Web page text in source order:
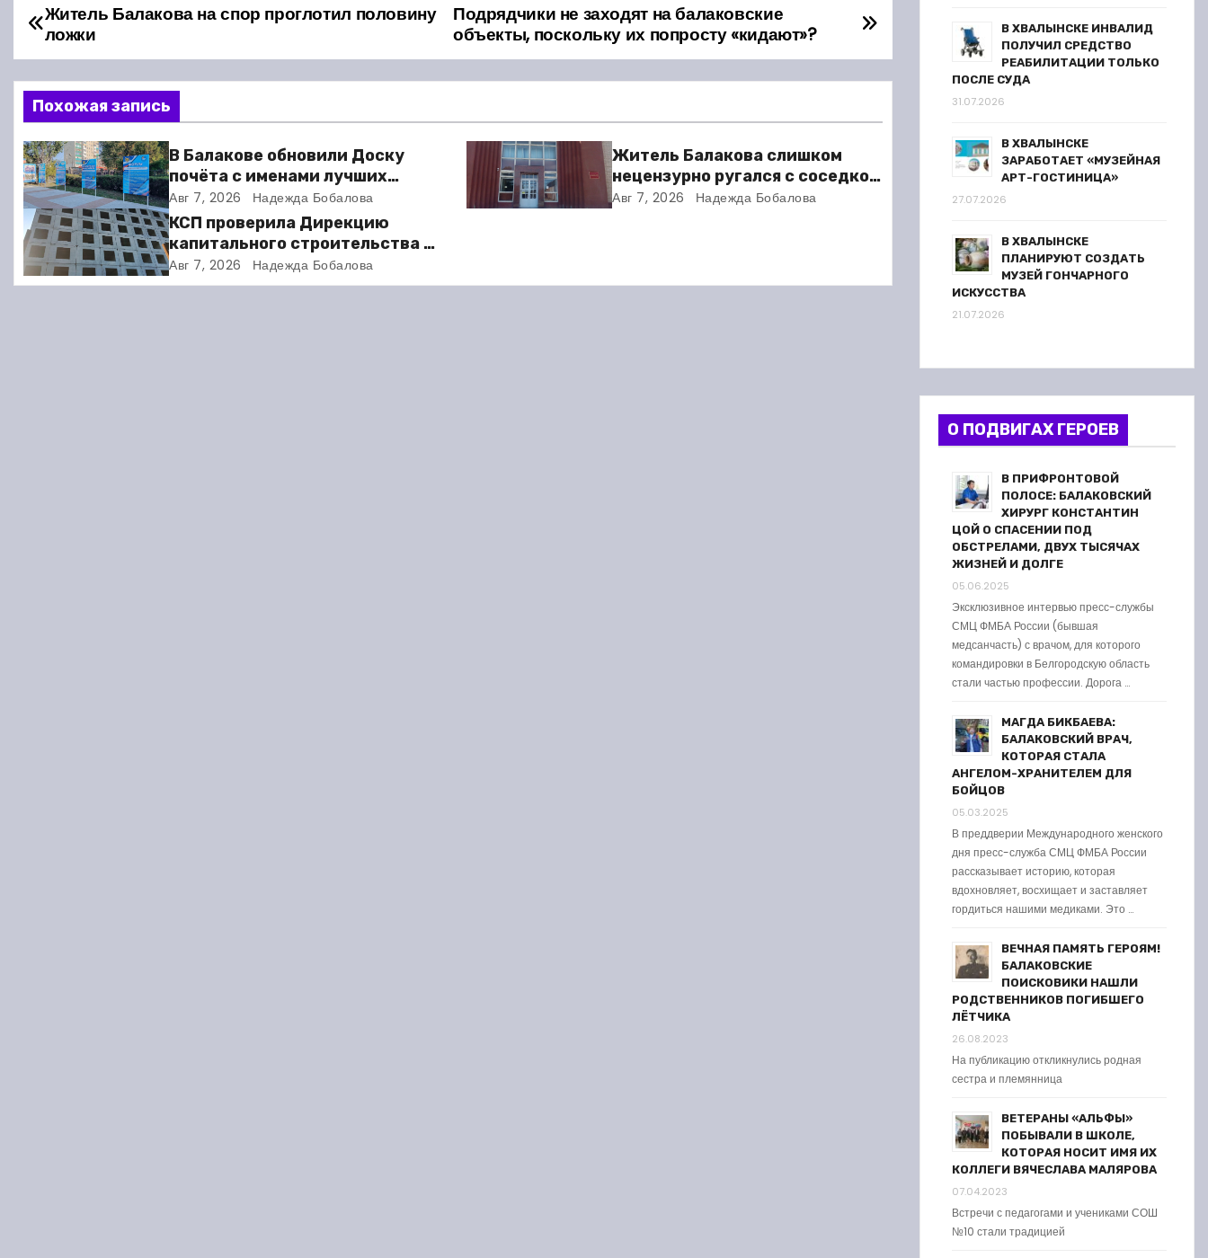
Н
а
в
и
г
а
ц
и
Подрядчики не заходят на балаковские
объекты, поскольку их попросту «кидают»?
Житель Балакова на спор проглотил половину
ложки
Похожая запись
В Балакове обновили Доску
почёта с именами лучших
спортсменов. Фото
Авг 7, 2026 Надежда Бобалова
Житель Балакова слишком
нецензурно ругался с соседкой
и получил двое суток ареста
Авг 7, 2026 Надежда Бобалова
КСП проверила Дирекцию
капитального строительства в
Балакове и нашла множество
нарушений
Авг 7, 2026 Надежда Бобалова
В ХВАЛЫНСКЕ ИНВАЛИД
ПОЛУЧИЛ СРЕДСТВО
РЕАБИЛИТАЦИИ ТОЛЬКО
ПОСЛЕ СУДА
31.07.2026
В ХВАЛЫНСКЕ
ЗАРАБОТАЕТ «МУЗЕЙНАЯ
АРТ-ГОСТИНИЦА»
27.07.2026
В ХВАЛЫНСКЕ
ПЛАНИРУЮТ СОЗДАТЬ
МУЗЕЙ ГОНЧАРНОГО
ИСКУССТВА
21.07.2026
О ПОДВИГАХ ГЕРОЕВ
В ПРИФРОНТОВОЙ
ПОЛОСЕ: БАЛАКОВСКИЙ
ХИРУРГ КОНСТАНТИН
ЦОЙ О СПАСЕНИИ ПОД
ОБСТРЕЛАМИ, ДВУХ ТЫСЯЧАХ
ЖИЗНЕЙ И ДОЛГЕ
05.06.2025
Эксклюзивное интервью пресс-службы
СМЦ ФМБА России (бывшая
медсанчасть) с врачом, для которого
командировки в Белгородскую область
стали частью профессии. Дорога …
МАГДА БИКБАЕВА:
БАЛАКОВСКИЙ ВРАЧ,
КОТОРАЯ СТАЛА
АНГЕЛОМ-ХРАНИТЕЛЕМ ДЛЯ
БОЙЦОВ
05.03.2025
В преддверии Международного женского
дня пресс-служба СМЦ ФМБА России
рассказывает историю, которая
вдохновляет, восхищает и заставляет
гордиться нашими медиками. Это …
ВЕЧНАЯ ПАМЯТЬ ГЕРОЯМ!
БАЛАКОВСКИЕ
ПОИСКОВИКИ НАШЛИ
РОДСТВЕННИКОВ ПОГИБШЕГО
ЛЁТЧИКА
26.08.2023
На публикацию откликнулись родная
сестра и племянница
ВЕТЕРАНЫ «АЛЬФЫ»
ПОБЫВАЛИ В ШКОЛЕ,
КОТОРАЯ НОСИТ ИМЯ ИХ
КОЛЛЕГИ ВЯЧЕСЛАВА МАЛЯРОВА
07.04.2023
Встречи с педагогами и учениками СОШ
№10 стали традицией